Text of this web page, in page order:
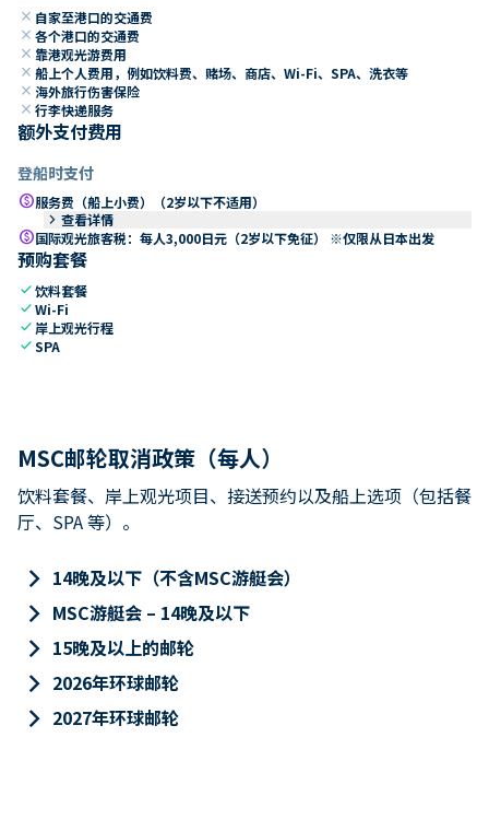
close 自家至港口的交通费
close 各个港口的交通费
close 靠港观光游费用
close 船上个人费用，例如饮料费、赌场、商店、Wi-Fi、SPA、洗衣等
close 海外旅行伤害保险
close 行李快递服务
额外支付费用
登船时支付
paid服务费（船上小费）（2岁以下不适用）
keyboard_arrow_right 查看详情
paid国际观光旅客税：每人3,000日元（2岁以下免征） ※仅限从日本出发
预购套餐
check饮料套餐
checkWi-Fi
check 岸上观光行程
checkSPA
MSC邮轮取消政策（每人）
饮料套餐、岸上观光项目、接送预约以及船上选项（包括餐
厅、SPA 等）。
keyboard_arrow_right 14晚及以下（不含MSC游艇会）
keyboard_arrow_right MSC游艇会 – 14晚及以下
keyboard_arrow_right 15晚及以上的邮轮
keyboard_arrow_right 2026年环球邮轮
keyboard_arrow_right 2027年环球邮轮